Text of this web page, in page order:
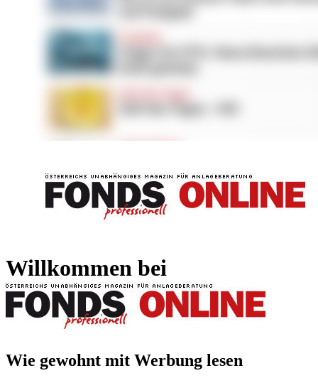
Willkommen bei
Wie gewohnt mit Werbung lesen